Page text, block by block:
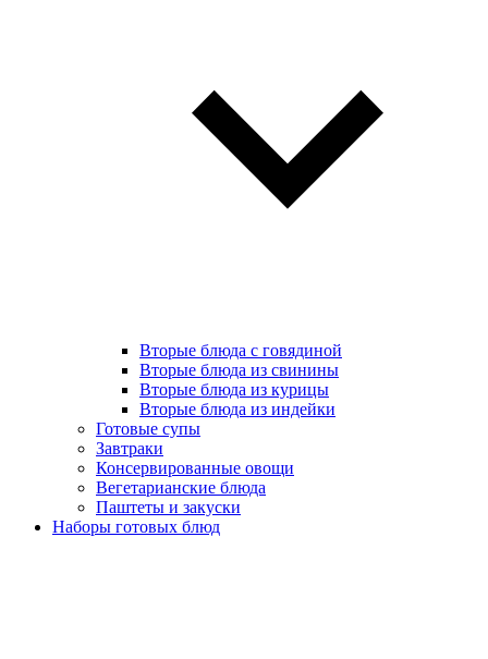
Вторые блюда с говядиной
Вторые блюда из свинины
Вторые блюда из курицы
Вторые блюда из индейки
Готовые супы
Завтраки
Консервированные овощи
Вегетарианские блюда
Паштеты и закуски
Наборы готовых блюд